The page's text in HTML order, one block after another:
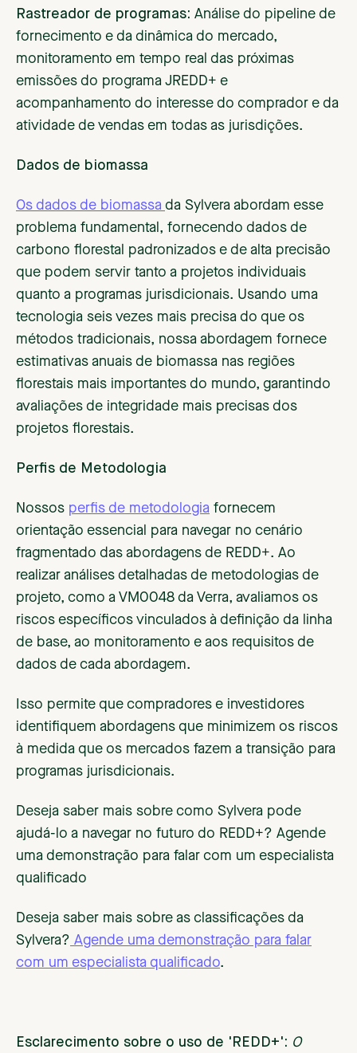
Rastreador de programas: Análise do pipeline de
fornecimento e da dinâmica do mercado,
monitoramento em tempo real das próximas
emissões do programa JREDD+ e
acompanhamento do interesse do comprador e da
atividade de vendas em todas as jurisdições.
Dados de biomassa
Os dados de biomassa da Sylvera abordam esse
problema fundamental, fornecendo dados de
carbono florestal padronizados e de alta precisão
que podem servir tanto a projetos individuais
quanto a programas jurisdicionais. Usando uma
tecnologia seis vezes mais precisa do que os
métodos tradicionais, nossa abordagem fornece
estimativas anuais de biomassa nas regiões
florestais mais importantes do mundo, garantindo
avaliações de integridade mais precisas dos
projetos florestais.
Perfis de Metodologia
Nossos perfis de metodologia fornecem
orientação essencial para navegar no cenário
fragmentado das abordagens de REDD+. Ao
realizar análises detalhadas de metodologias de
projeto, como a VM0048 da Verra, avaliamos os
riscos específicos vinculados à definição da linha
de base, ao monitoramento e aos requisitos de
dados de cada abordagem.
Isso permite que compradores e investidores
identifiquem abordagens que minimizem os riscos
à medida que os mercados fazem a transição para
programas jurisdicionais.
Deseja saber mais sobre como Sylvera pode
ajudá-lo a navegar no futuro do REDD+? Agende
uma demonstração para falar com um especialista
qualificado
Deseja saber mais sobre as classificações da
Sylvera? Agende uma demonstração para falar
com um especialista qualificado.
Esclarecimento sobre o uso de 'REDD+': O